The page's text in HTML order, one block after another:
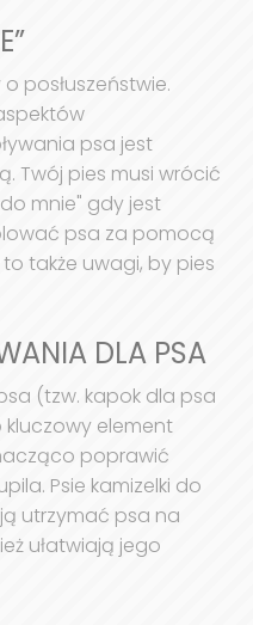
posłuszeństwie.
psa jest
Twój pies musi wrócić
mnie" gdy jest
psa za pomocą
także uwagi, by pies
DLA PSA
(tzw. kapok dla psa
element
poprawić
Psie kamizelki do
utrzymać psa na
ułatwiają jego